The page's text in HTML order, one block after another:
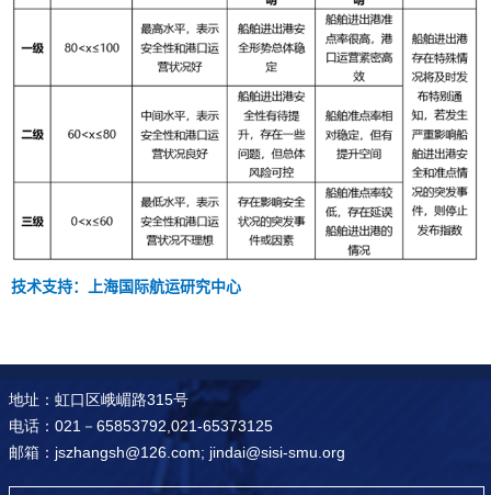
技术支持：上海国际航运研究中心
地址：虹口区峨嵋路315号
电话：021－65853792,021-65373125
邮箱：jszhangsh@126.com; jindai@sisi-smu.org